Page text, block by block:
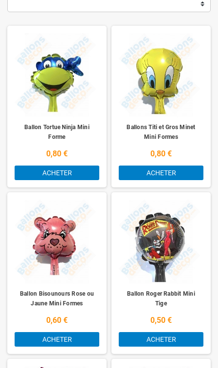
Ballon Tortue Ninja Mini
Forme
0,80 €
ACHETER
Ballons Titi et Gros Minet
Mini Formes
0,80 €
ACHETER
Ballon Bisounours Rose ou
Jaune Mini Formes
0,60 €
ACHETER
Ballon Roger Rabbit Mini
Tige
0,50 €
ACHETER